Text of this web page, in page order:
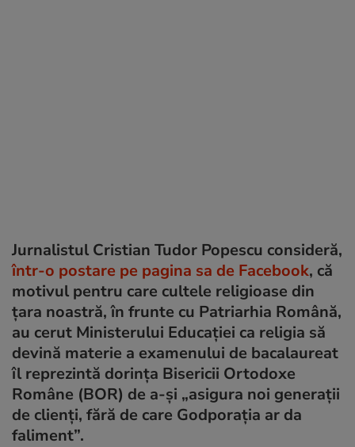
Jurnalistul Cristian Tudor Popescu consideră,
într-o postare pe pagina sa de Facebook, că
motivul pentru care cultele religioase din
țara noastră, în frunte cu Patriarhia Română,
au cerut Ministerului Educației ca religia să
devină materie a examenului de bacalaureat
îl reprezintă dorința Bisericii Ortodoxe
Române (BOR) de a-și „asigura noi generații
de clienți, fără de care Godporația ar da
faliment”.